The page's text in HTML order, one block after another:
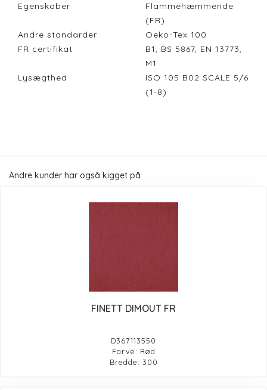
Egenskaber
Flammehæmmende
(FR)
Andre standarder
Oeko-Tex 100
FR certifikat
B1, BS 5867, EN 13773,
M1
Lysægthed
ISO 105 B02 SCALE 5/6
(1-8)
Andre kunder har også kigget på
FINETT DIMOUT FR
D367113550
Farve: Rød
Bredde: 300